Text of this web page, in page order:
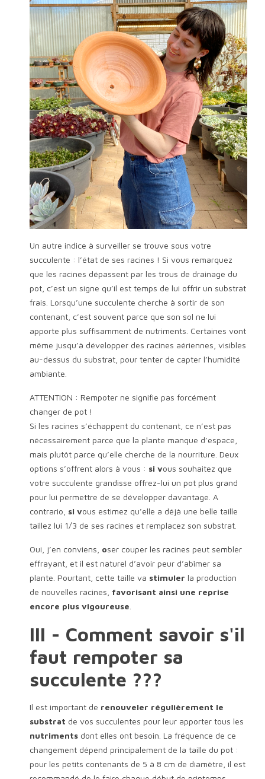
Un autre indice à surveiller se trouve sous votre
succulente : l’état de ses racines ! Si vous remarquez
que les racines dépassent par les trous de drainage du
pot, c’est un signe qu’il est temps de lui offrir un substrat
frais. Lorsqu’une succulente cherche à sortir de son
contenant, c’est souvent parce que son sol ne lui
apporte plus suffisamment de nutriments. Certaines vont
même jusqu’à développer des racines aériennes, visibles
au-dessus du substrat, pour tenter de capter l’humidité
ambiante.
ATTENTION : Rempoter ne signifie pas forcément
changer de pot !
Si les racines s’échappent du contenant, ce n’est pas
nécessairement parce que la plante manque d’espace,
mais plutôt parce qu’elle cherche de la nourriture. Deux
options s’offrent alors à vous : si vous souhaitez que
votre succulente grandisse offrez-lui un pot plus grand
pour lui permettre de se développer davantage. A
contrario, si vous estimez qu’elle a déjà une belle taille
taillez lui 1/3 de ses racines et remplacez son substrat.
Oui, j’en conviens, oser couper les racines peut sembler
effrayant, et il est naturel d’avoir peur d’abîmer sa
plante. Pourtant, cette taille va stimuler la production
de nouvelles racines, favorisant ainsi une reprise
encore plus vigoureuse
III - Comment savoir s'il
faut rempoter sa
succulente ???
Il est important de renouveler régulièrement le
substrat de vos succulentes pour leur apporter tous les
nutriments dont elles ont besoin. La fréquence de ce
changement dépend principalement de la taille du pot :
pour les petits contenants de 5 à 8 cm de diamètre, il est